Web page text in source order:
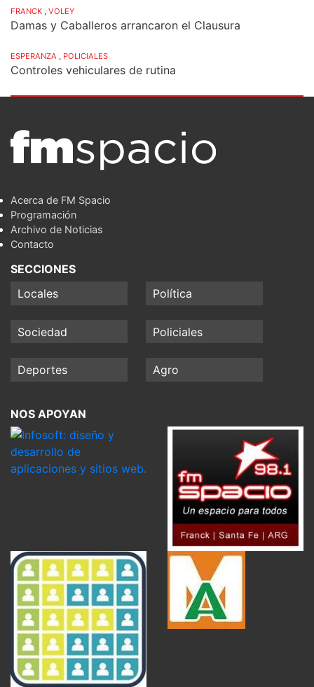
FRANCK VOLEY
Damas y Caballeros arrancaron el Clausura
ESPERANZA POLICIALES
Controles vehiculares de rutina
Acerca de FM Spacio
Programación
Archivo de Noticias
Contacto
SECCIONES
Locales
Política
Sociedad Policiales
Deportes Agro
NOS APOYAN